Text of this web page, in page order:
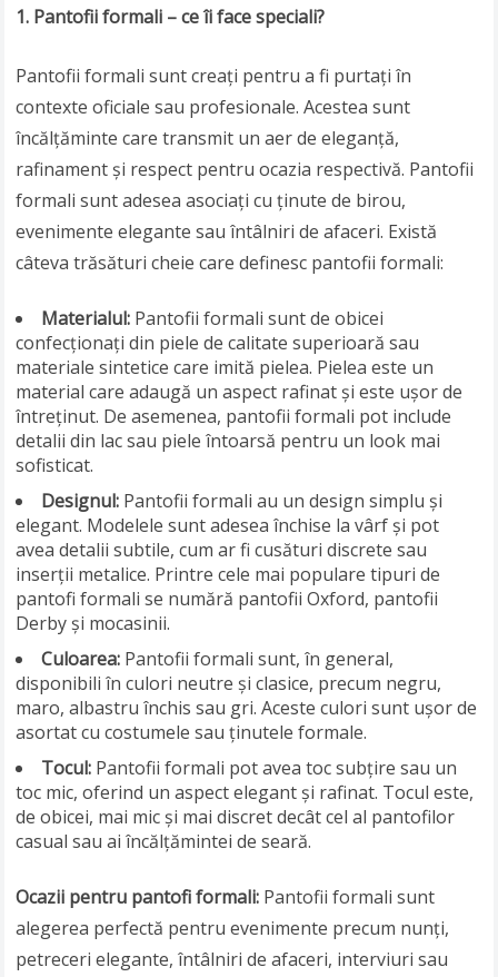
1. Pantofii formali – ce îi face speciali?
Pantofii formali sunt creați pentru a fi purtați în
contexte oficiale sau profesionale. Acestea sunt
încălțăminte care transmit un aer de eleganță,
rafinament și respect pentru ocazia respectivă. Pantofii
formali sunt adesea asociați cu ținute de birou,
evenimente elegante sau întâlniri de afaceri. Există
câteva trăsături cheie care definesc pantofii formali:
Materialul: Pantofii formali sunt de obicei
confecționați din piele de calitate superioară sau
materiale sintetice care imită pielea. Pielea este un
material care adaugă un aspect rafinat și este ușor de
întreținut. De asemenea, pantofii formali pot include
detalii din lac sau piele întoarsă pentru un look mai
sofisticat.
Designul: Pantofii formali au un design simplu și
elegant. Modelele sunt adesea închise la vârf și pot
avea detalii subtile, cum ar fi cusături discrete sau
inserții metalice. Printre cele mai populare tipuri de
pantofi formali se numără pantofii Oxford, pantofii
Derby și mocasinii.
Culoarea: Pantofii formali sunt, în general,
disponibili în culori neutre și clasice, precum negru,
maro, albastru închis sau gri. Aceste culori sunt ușor de
asortat cu costumele sau ținutele formale.
Tocul: Pantofii formali pot avea toc subțire sau un
toc mic, oferind un aspect elegant și rafinat. Tocul este,
de obicei, mai mic și mai discret decât cel al pantofilor
casual sau ai încălțămintei de seară.
Ocazii pentru pantofi formali: Pantofii formali sunt
alegerea perfectă pentru evenimente precum nunți,
petreceri elegante, întâlniri de afaceri, interviuri sau